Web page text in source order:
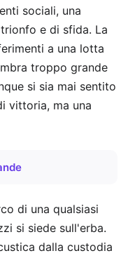
sociali, una
e di sfida. La
a una lotta
troppo grande
si sia mai sentito
vittoria, ma una
di una qualsiasi
si siede sull'erba.
dalla custodia